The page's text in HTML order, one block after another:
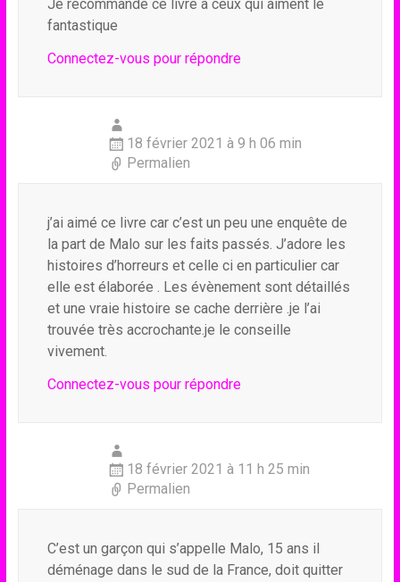
Je recommande ce livre a ceux qui aiment le
fantastique
Connectez-vous pour répondre
18 février 2021 à 9 h 06 min
Permalien
j’ai aimé ce livre car c’est un peu une enquête de
la part de Malo sur les faits passés. J’adore les
histoires d’horreurs et celle ci en particulier car
elle est élaborée . Les évènement sont détaillés
et une vraie histoire se cache derrière .je l’ai
trouvée très accrochante.je le conseille
vivement.
Connectez-vous pour répondre
18 février 2021 à 11 h 25 min
Permalien
C’est un garçon qui s’appelle Malo, 15 ans il
déménage dans le sud de la France, doit quitter